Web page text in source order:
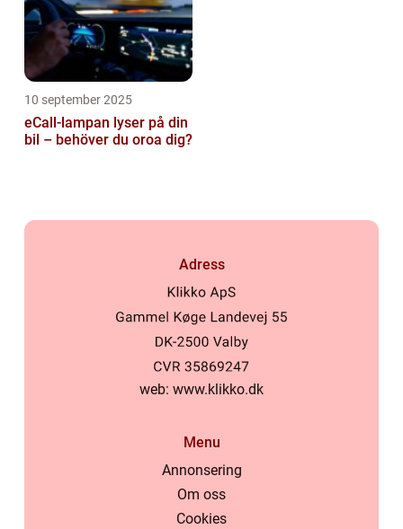
10 september 2025
eCall-lampan lyser på din
bil – behöver du oroa dig?
Adress
web: www.klikko.dk
Menu
Annonsering
Om oss
Cookies